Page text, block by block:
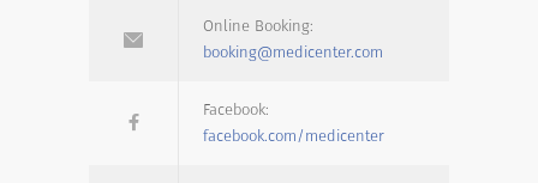
Online Booking:
booking@medicenter.com
Facebook:
facebook.com/medicenter